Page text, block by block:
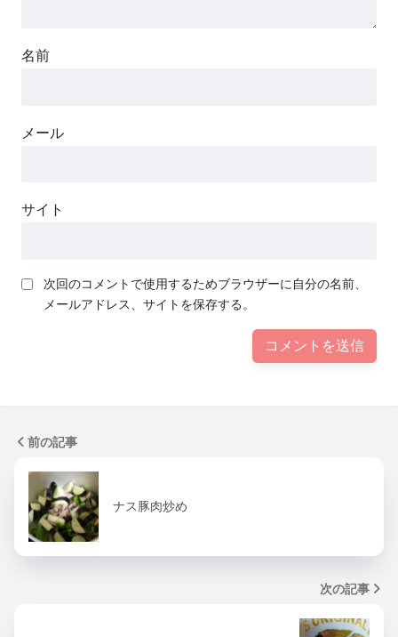
名前
メール
サイト
次回のコメントで使用するためブラウザーに自分の名前、
メールアドレス、サイトを保存する。
前の記事
ナス豚肉炒め
次の記事